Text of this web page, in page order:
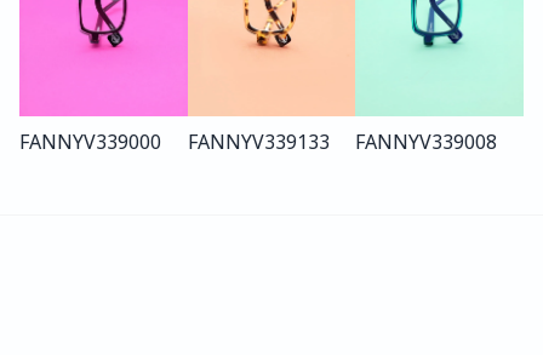
FANNYV339000 FANNYV339133 FANNYV339008